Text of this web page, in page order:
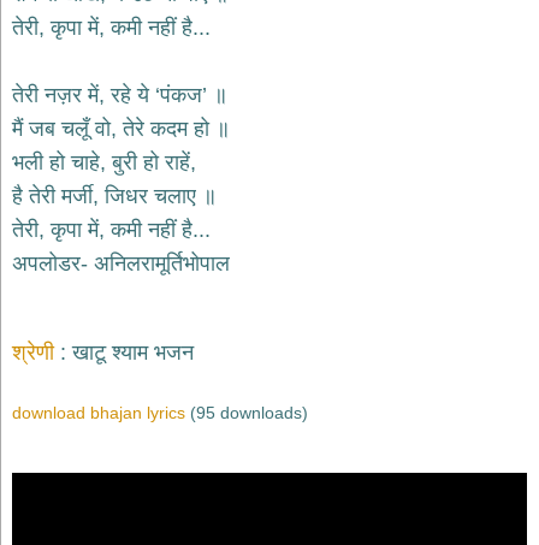
भजन
raam
गुरुदेव
gurudev
bhajans
विविध
भजन
miscellaneous
bhajans
vishnu
bhajans
बाबा
भजन
तेरी, कृपा में, कमी नहीं है...
तेरी नज़र में, रहे ये ‘पंकज’ ॥
मैं जब चलूँ वो, तेरे कदम हो ॥
भली हो चाहे, बुरी हो राहें,
है तेरी मर्जी, जिधर चलाए ॥
तेरी, कृपा में, कमी नहीं है...
अपलोडर- अनिलरामूर्तिभोपाल
श्रेणी खाटू श्याम भजन
download bhajan lyrics (95 downloads)